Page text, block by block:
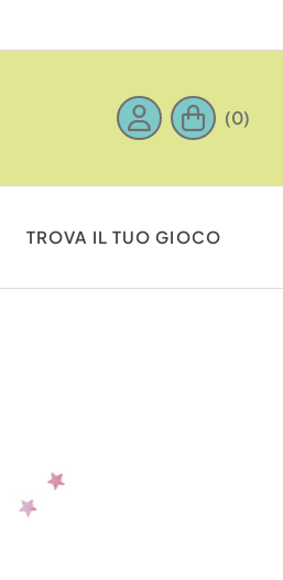
(0)
TROVA IL TUO GIOCO